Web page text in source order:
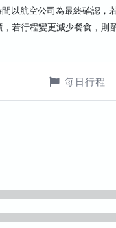
以航空公司為最終確認，
若行程變更減少餐食，則
每日行程